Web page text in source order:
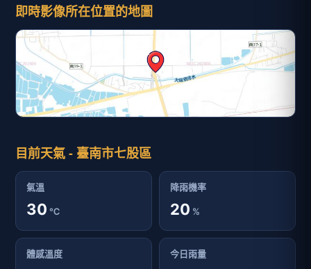
即時影像所在位置的地圖
目前天氣 - 臺南市七股區
氣溫
30 ℃
降雨機率
20 %
體感溫度 今日雨量